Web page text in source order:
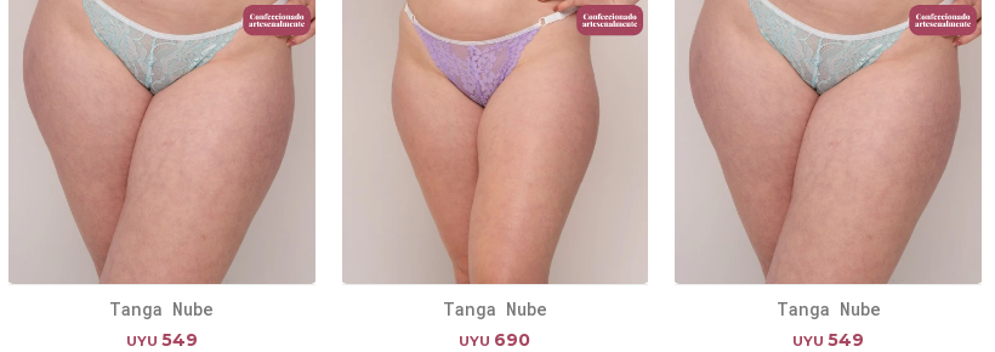
Tanga Nube
UYU 549
Tanga Nube
UYU 690
Tanga Nube
UYU 549